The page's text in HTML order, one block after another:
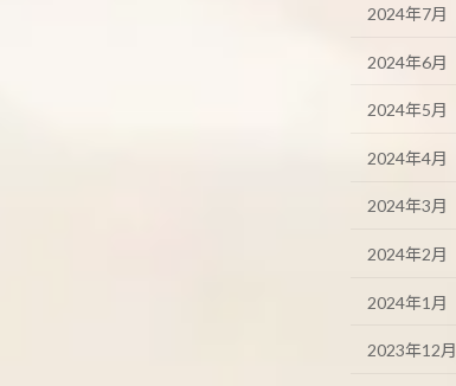
2024年7月
2024年6月
2024年5月
2024年4月
2024年3月
2024年2月
2024年1月
2023年12月